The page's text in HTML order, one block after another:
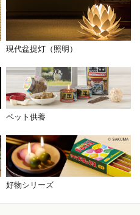
現代盆提灯（照明）
ペット供養
好物シリーズ